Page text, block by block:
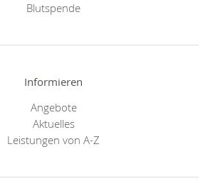
Blutspende
Informieren
Angebote
Aktuelles
Leistungen von A-Z